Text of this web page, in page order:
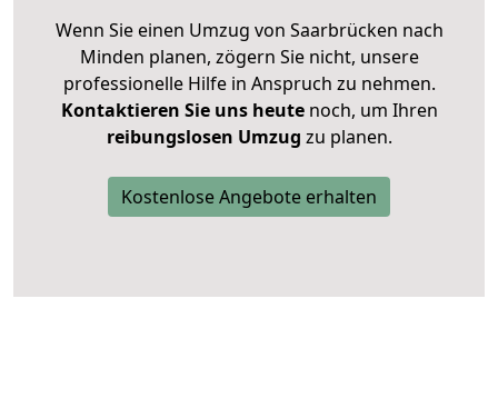
Wenn Sie einen Umzug von Saarbrücken nach
Minden planen, zögern Sie nicht, unsere
professionelle Hilfe in Anspruch zu nehmen.
Kontaktieren Sie uns heutenoch, um Ihren
reibungslosen Umzug zu planen.
Kostenlose Angebote erhalten